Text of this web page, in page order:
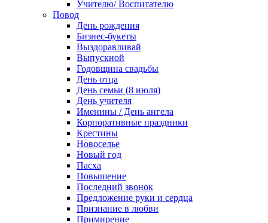
Учителю/ Воспитателю
Повод
День рождения
Бизнес-букеты
Выздоравливай
Выпускной
Годовщина свадьбы
День отца
День семьи (8 июля)
День учителя
Именины / День ангела
Корпоративные праздники
Крестины
Новоселье
Новый год
Пасха
Повышение
Последний звонок
Предложение руки и сердца
Признание в любви
Примирение